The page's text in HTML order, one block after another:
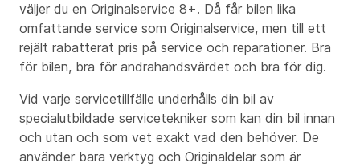
väljer du en Originalservice 8+. Då får bilen lika
omfattande service som Originalservice, men till ett
rejält rabatterat pris på service och reparationer. Bra
för bilen, bra för andrahandsvärdet och bra för dig.
Vid varje servicetillfälle underhålls din bil av
specialutbildade servicetekniker som kan din bil innan
och utan och som vet exakt vad den behöver. De
använder bara verktyg och Originaldelar som är